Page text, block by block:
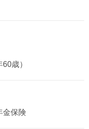
歳）
金保険